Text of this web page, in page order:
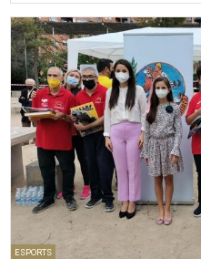
ESPORTS